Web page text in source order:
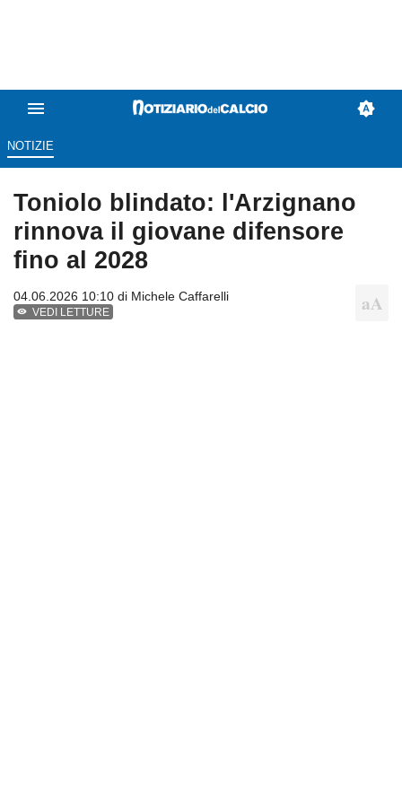
NOTIZIE
Toniolo blindato: l'Arzignano
rinnova il giovane difensore
fino al 2028
04.06.2026 10:10 di Michele Caffarelli
VEDI LETTURE